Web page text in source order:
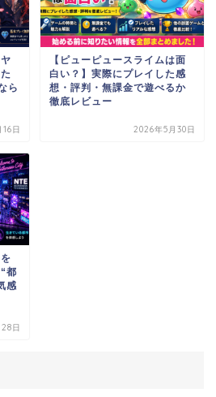
ら
日
【ピューピュースライムは面
白い？】実際にプレイした感
想・評判・無課金で遊べるか
徹底レビュー
2026年5月30日
都
感
日